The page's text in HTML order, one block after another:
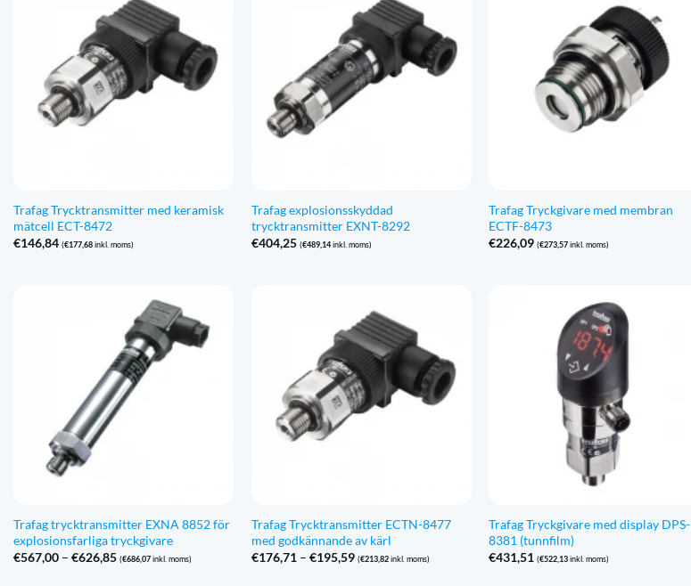
Trafag Trycktransmitter med keramisk
mätcell ECT-8472
€146,84 (€177,68inkl. moms)
Trafag explosionsskyddad
trycktransmitter EXNT-8292
€404,25 (€489,14inkl. moms)
Trafag Tryckgivare med membran
ECTF-8473
€226,09 (€273,57inkl. moms)
Trafag trycktransmitter EXNA 8852 för
explosionsfarliga tryckgivare
€567,00 – €626,85Prisintervall:
(€686,07inkl. moms)
Trafag Trycktransmitter ECTN-8477
med godkännande av kärl
€176,71 – €195,59Prisintervall:
(€213,82inkl. moms)
Trafag Tryckgivare med display DPS-
8381 (tunnfilm)
€431,51 (€522,13inkl. moms)